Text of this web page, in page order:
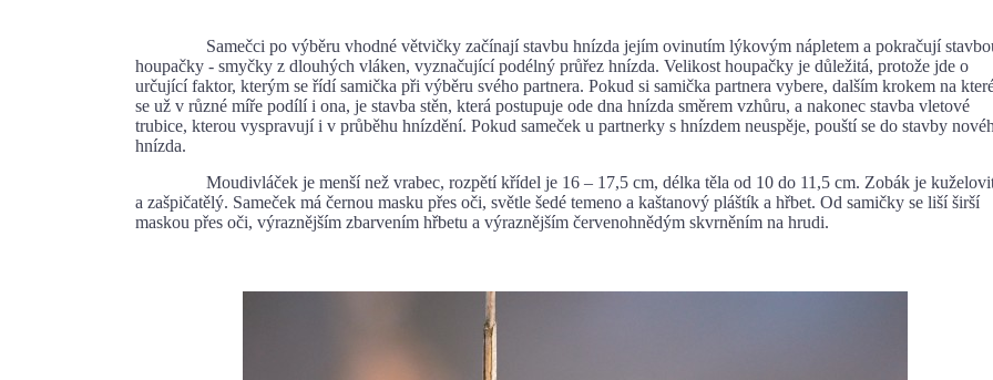
Samečci po výběru vhodné větvičky začínají stavbu hnízda jejím ovinutím lýkovým nápletem a pokračují
houpačky - smyčky z dlouhých vláken, vyznačující podélný průřez hnízda. Velikost houpačky je důležitá, protože jde o
určující faktor, kterým se řídí samička při výběru svého partnera. Pokud si samička partnera vybere, dalším krokem na
se už v různé míře podílí i ona, je stavba stěn, která postupuje ode dna hnízda směrem vzhůru, a nakonec stavba vletové
trubice, kterou vyspravují i v průběhu hnízdění. Pokud sameček u partnerky s hnízdem neuspěje, pouští se do stavby
hnízda.
Moudivláček je menší než vrabec, rozpětí křídel je 16 – 17,5 cm, délka těla od 10 do 11,5 cm. Zobák je
a zašpičatělý. Sameček má černou masku přes oči, světle šedé temeno a kaštanový pláštík a hřbet. Od samičky se liší širší
maskou přes oči, výraznějším zbarvením hřbetu a výraznějším červenohnědým skvrněním na hrudi.